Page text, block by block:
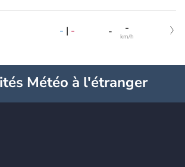
- | - - -
km/h
Météo à l'étranger